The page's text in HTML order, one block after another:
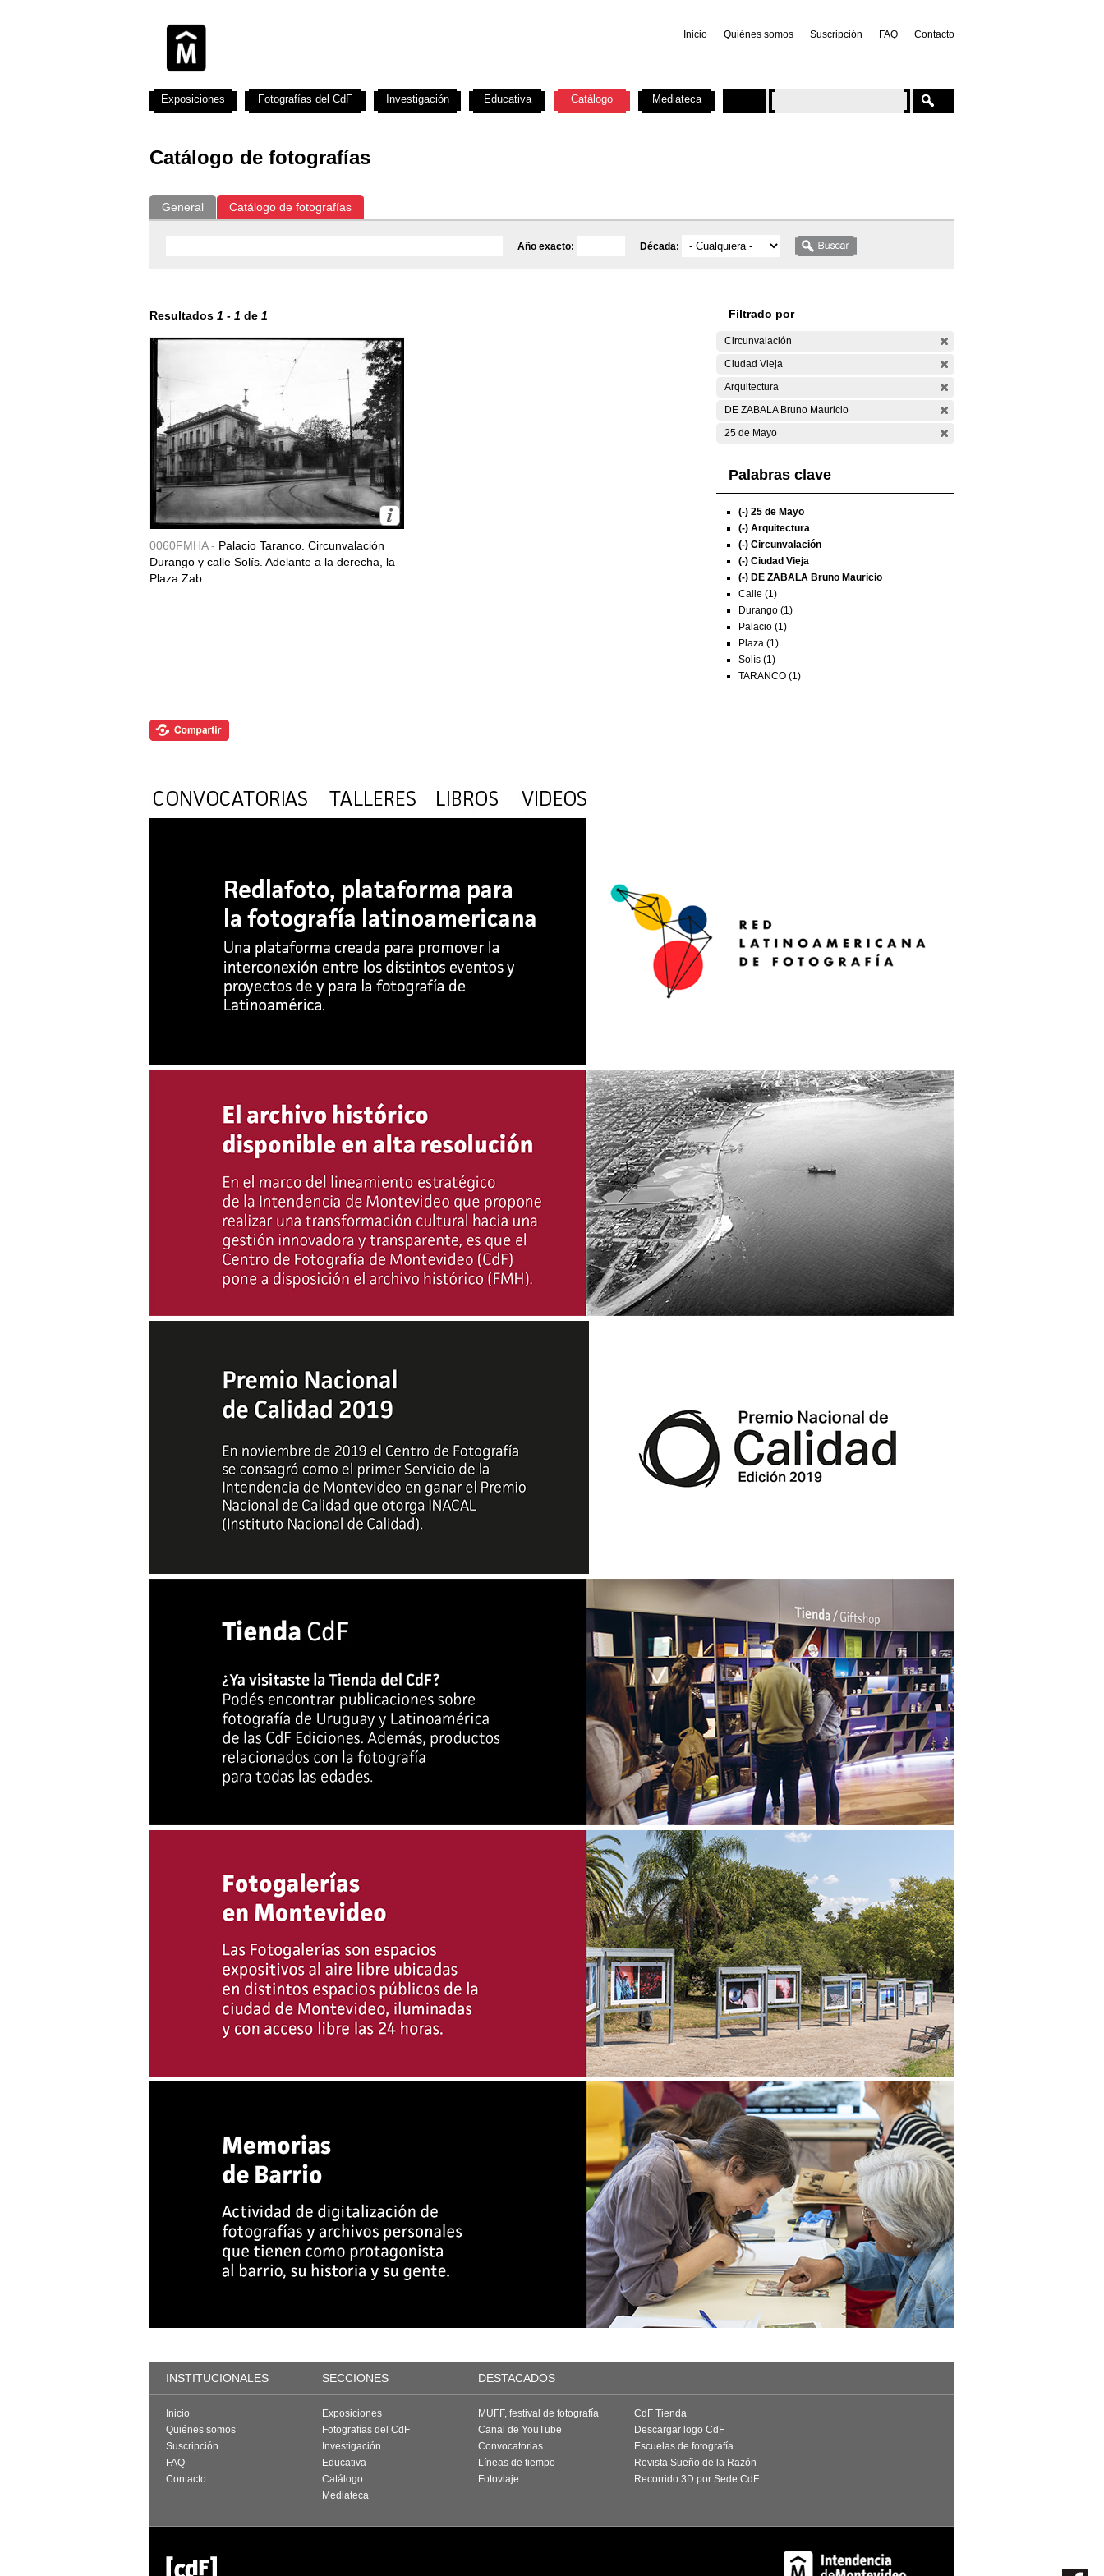
Inicio Quiénes somos Suscripción FAQ Contacto
Catálogo de fotografías
General Catálogo de fotografías
Año exacto: Década:
Resultados 1 - 1 de 1
0060FMHA - Palacio Taranco. Circunvalación
Durango y calle Solís. Adelante a la derecha, la
Plaza Zab...
Filtrado por
Circunvalación
Ciudad Vieja
Arquitectura
DE ZABALA Bruno Mauricio
25 de Mayo
Palabras clave
(-) 25 de Mayo
(-) Arquitectura
(-) Circunvalación
(-) Ciudad Vieja
(-) DE ZABALA Bruno Mauricio
Calle (1)
Durango (1)
Palacio (1)
Plaza (1)
Solís (1)
TARANCO (1)
Exposiciones Fotografías del CdF Investigación Educativa Catálogo Mediateca
INSTITUCIONALES SECCIONES DESTACADOS
Inicio
Quiénes somos
Suscripción
FAQ
Contacto
Exposiciones
Fotografías del CdF
Investigación
Educativa
Catálogo
Mediateca
MUFF, festival de fotografía
Canal de YouTube
Convocatorias
Líneas de tiempo
Fotoviaje
CdF Tienda
Descargar logo CdF
Escuelas de fotografía
Revista Sueño de la Razón
Recorrido 3D por Sede CdF